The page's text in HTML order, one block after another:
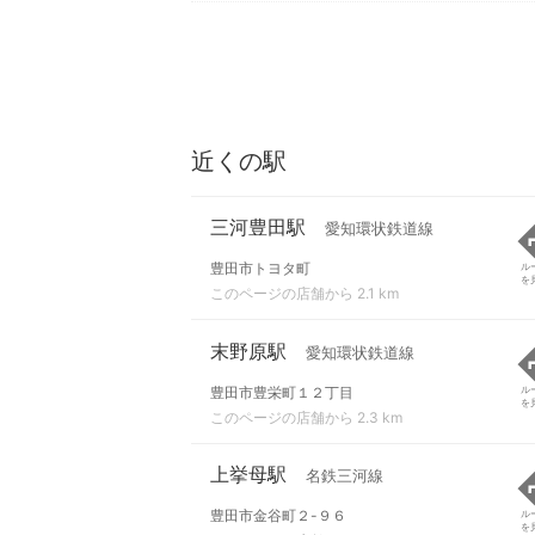
近くの駅
三河豊田駅 愛知環状鉄道線
豊田市トヨタ町
このページの店舗から 2.1 km
ル
を
末野原駅 愛知環状鉄道線
豊田市豊栄町１２丁目
このページの店舗から 2.3 km
ル
を
上挙母駅 名鉄三河線
豊田市金谷町２-９６
ル
を